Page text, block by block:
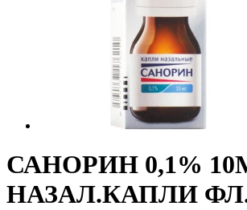
САНОРИН 0,1%
НАЗАЛ.КАПЛИ